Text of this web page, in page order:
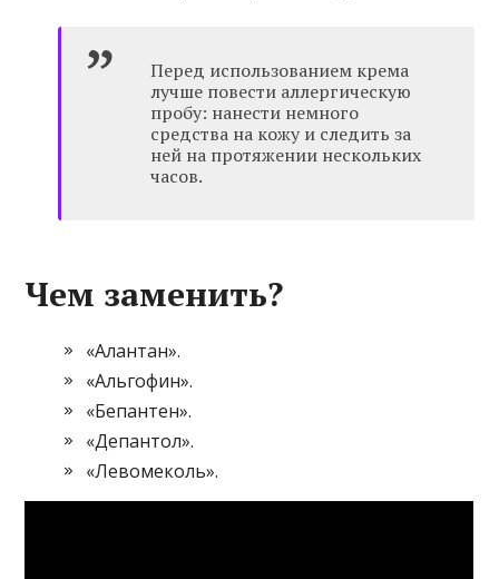
Перед использованием крема
лучше повести аллергическую
пробу: нанести немного
средства на кожу и следить за
ней на протяжении нескольких
часов.
Чем заменить?
«Алантан».
«Альгофин».
«Бепантен».
«Депантол».
«Левомеколь».